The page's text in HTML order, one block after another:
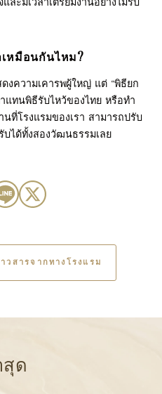
หมือนกันไหม?
งความเคารพผู้ใหญ่ แต่ “พิธียก
แทนพิธีรับไหว้ของไทย หรือทำ
ที่โรงแรมของเรา สามารถปรับ
ได้ทั้งสองวัฒนธรรมเลย
วสารจากทางโรงแรม
ด